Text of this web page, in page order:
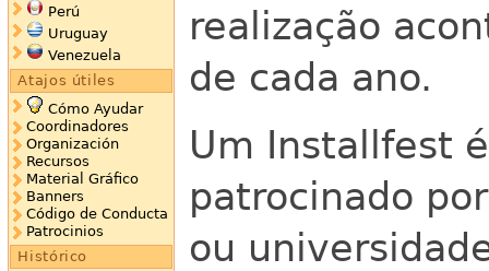
Perú
Uruguay
Venezuela
Atajos útiles
Cómo Ayudar
Coordinadores
Organización
Recursos
Material Gráfico
Banners
Código de Conducta
Patrocinios
Histórico
realização
de cada ano.
Um Installfest
patrocinado
ou